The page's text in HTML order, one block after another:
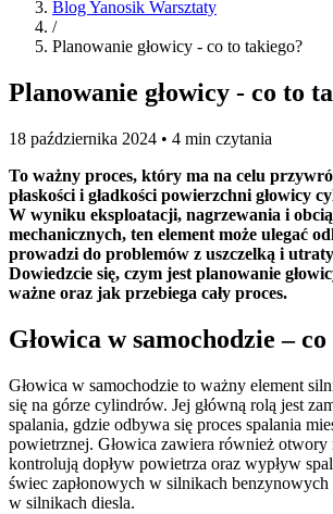
Blog Yanosik Warsztaty
/
Planowanie głowicy - co to takiego?
Planowanie głowicy - co to
18 października 2024 • 4 min czytania
To ważny proces, który ma na celu
płaskości i gładkości powierzchni głowicy
W wyniku eksploatacji, nagrzewania i
mechanicznych, ten element może ulegać
prowadzi do problemów z uszczelką i
Dowiedzcie się, czym jest planowanie
ważne oraz jak przebiega cały proces.
Głowica w samochodzie –
Głowica w samochodzie to ważny element
się na górze cylindrów. Jej główną rolą jest
spalania, gdzie odbywa się proces spalania
powietrznej. Głowica zawiera również otwory
kontrolują dopływ powietrza oraz wypływ
świec zapłonowych w silnikach
w silnikach diesla.